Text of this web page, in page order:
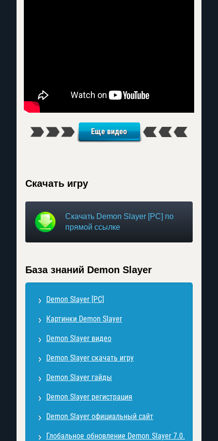
Еще видео
Скачать игру
Скачать Demon Slayer [PC] по
прямой ссылке
База знаний Demon Slayer
Demon Slayer [PC]
Картинки Demon Slayer
Demon Slayer видео
Demon Slayer скачать игру
Demon Slayer гайды
Demon Slayer регистрация
Demon Slayer официальный сайт
Глобальное обновление Demon Slayer 7.0.